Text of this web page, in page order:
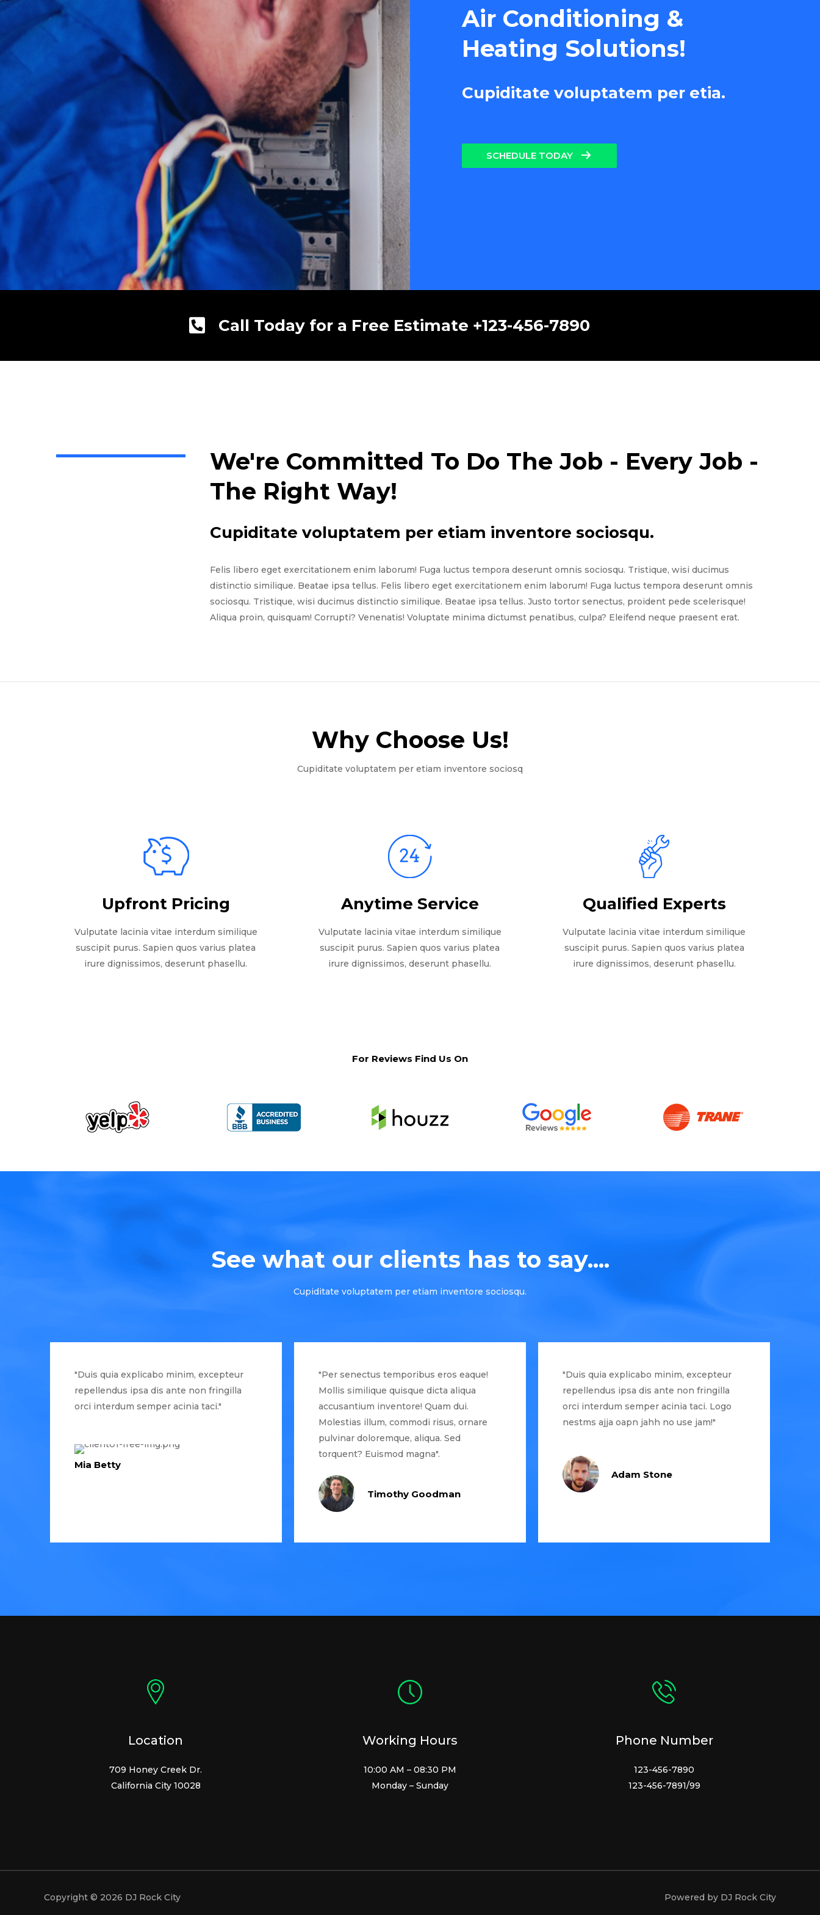
Air Conditioning &
Heating Solutions!
Cupiditate voluptatem per etia.
SCHEDULE TODAY
Call Today for a Free Estimate +123-456-7890
We're Committed To Do The Job - Every Job -
The Right Way!
Cupiditate voluptatem per etiam inventore sociosqu.
Felis libero eget exercitationem enim laborum! Fuga luctus tempora deserunt omnis sociosqu. Tristique, wisi ducimus
distinctio similique. Beatae ipsa tellus. Felis libero eget exercitationem enim laborum! Fuga luctus tempora deserunt omnis
sociosqu. Tristique, wisi ducimus distinctio similique. Beatae ipsa tellus. Justo tortor senectus, proident pede scelerisque!
Aliqua proin, quisquam! Corrupti? Venenatis! Voluptate minima dictumst penatibus, culpa? Eleifend neque praesent erat.
Why Choose Us!​
Cupiditate voluptatem per etiam inventore sociosq
Upfront Pricing
Vulputate lacinia vitae interdum similique
suscipit purus. Sapien quos varius platea
irure dignissimos, deserunt phasellu.
Anytime Service
Vulputate lacinia vitae interdum similique
suscipit purus. Sapien quos varius platea
irure dignissimos, deserunt phasellu.
Qualified Experts
Vulputate lacinia vitae interdum similique
suscipit purus. Sapien quos varius platea
irure dignissimos, deserunt phasellu.
For Reviews Find Us On
See what our clients has to say....
Cupiditate voluptatem per etiam inventore sociosqu.
"Duis quia explicabo minim, excepteur
repellendus ipsa dis ante non fringilla
orci interdum semper acinia taci."
Mia Betty
"Per senectus temporibus eros eaque!
Mollis similique quisque dicta aliqua
accusantium inventore! Quam dui.
Molestias illum, commodi risus, ornare
pulvinar doloremque, aliqua. Sed
torquent? Euismod magna".
Timothy Goodman
"Duis quia explicabo minim, excepteur
repellendus ipsa dis ante non fringilla
orci interdum semper acinia taci. Logo
nestms ajja oapn jahh no use jam!"
Adam Stone
Location
709 Honey Creek Dr.
California City 10028
Working Hours
10:00 AM – 08:30 PM
Monday – Sunday
Phone Number
123-456-7890
123-456-7891/99
Copyright © 2026 DJ Rock City Powered by DJ Rock City